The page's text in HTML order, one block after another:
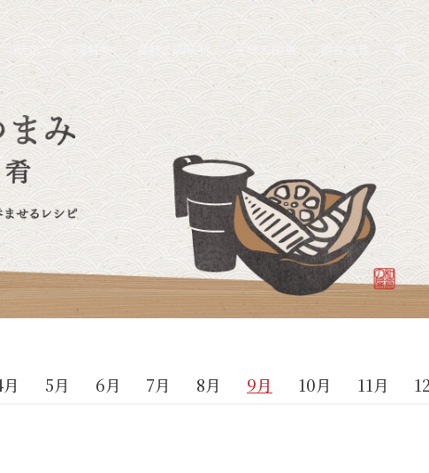
調理科学 食材＆調味料
5月 6月 7月 8月 9月 10月 11月